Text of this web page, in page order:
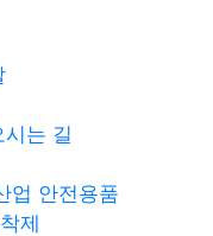
시는 길
업 안전용품
제